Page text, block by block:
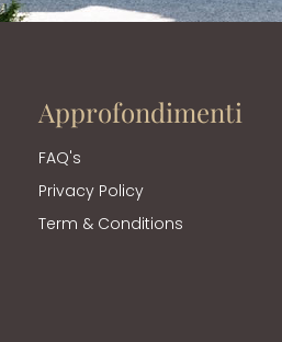
Approfondimenti
FAQ's
Privacy Policy
Term & Conditions